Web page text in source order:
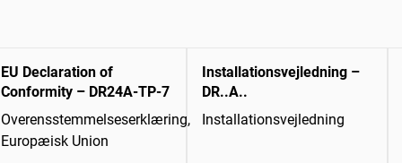
EU Declaration of
Conformity – DR24A-TP-7
Overensstemmelseserklæring,
Europæisk Union
Installationsvejledning –
DR..A..
Installationsvejledning